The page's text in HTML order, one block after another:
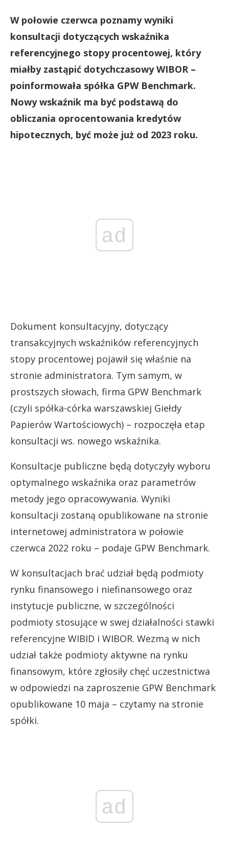
W połowie czerwca poznamy wyniki
konsultacji dotyczących wskaźnika
referencyjnego stopy procentowej, który
miałby zastąpić dotychczasowy WIBOR –
poinformowała spółka GPW Benchmark.
Nowy wskaźnik ma być podstawą do
obliczania oprocentowania kredytów
hipotecznych, być może już od 2023 roku.
ad
Dokument konsultacyjny, dotyczący
transakcyjnych wskaźników referencyjnych
stopy procentowej pojawił się właśnie na
stronie administratora. Tym samym, w
prostszych słowach, firma GPW Benchmark
(czyli spółka-córka warszawskiej Giełdy
Papierów Wartościowych) – rozpoczęła etap
konsultacji ws. nowego wskaźnika.
Konsultacje publiczne będą dotyczyły wyboru
optymalnego wskaźnika oraz parametrów
metody jego opracowywania. Wyniki
konsultacji zostaną opublikowane na stronie
internetowej administratora w połowie
czerwca 2022 roku – podaje GPW Benchmark.
W konsultacjach brać udział będą podmioty
rynku finansowego i niefinansowego oraz
instytucje publiczne, w szczególności
podmioty stosujące w swej działalności stawki
referencyjne WIBID i WIBOR. Wezmą w nich
udział także podmioty aktywne na rynku
finansowym, które zgłosiły chęć uczestnictwa
w odpowiedzi na zaproszenie GPW Benchmark
opublikowane 10 maja – czytamy na stronie
spółki.
ad